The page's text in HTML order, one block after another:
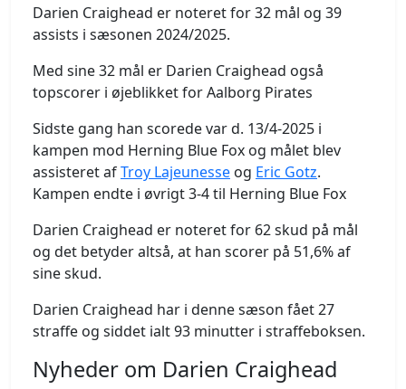
Darien Craighead er noteret for 32 mål og 39
assists i sæsonen 2024/2025.
Med sine 32 mål er Darien Craighead også
topscorer i øjeblikket for Aalborg Pirates
Sidste gang han scorede var d. 13/4-2025 i
kampen mod Herning Blue Fox og målet blev
assisteret afTroy Lajeunesse og Eric Gotz.
Kampen endte i øvrigt 3-4 til Herning Blue Fox
Darien Craighead er noteret for 62 skud på mål
og det betyder altså, at han scorer på 51,6% af
sine skud.
Darien Craighead har i denne sæson fået 27
straffe og siddet ialt 93 minutter i straffeboksen.
Nyheder om Darien Craighead